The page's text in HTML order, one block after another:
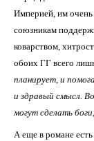
Империей, им
союзникам
коварством,
обоих ГГ всего
планирует, и
и здравый смысл.
могут сделать
А еще в романе